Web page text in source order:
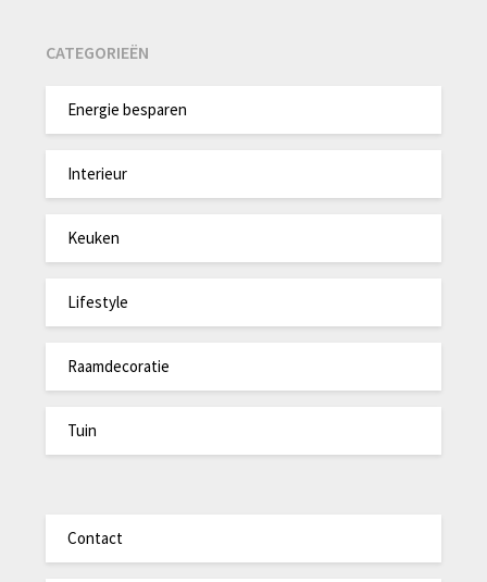
CATEGORIEËN
Energie besparen
Interieur
Keuken
Lifestyle
Raamdecoratie
Tuin
Contact